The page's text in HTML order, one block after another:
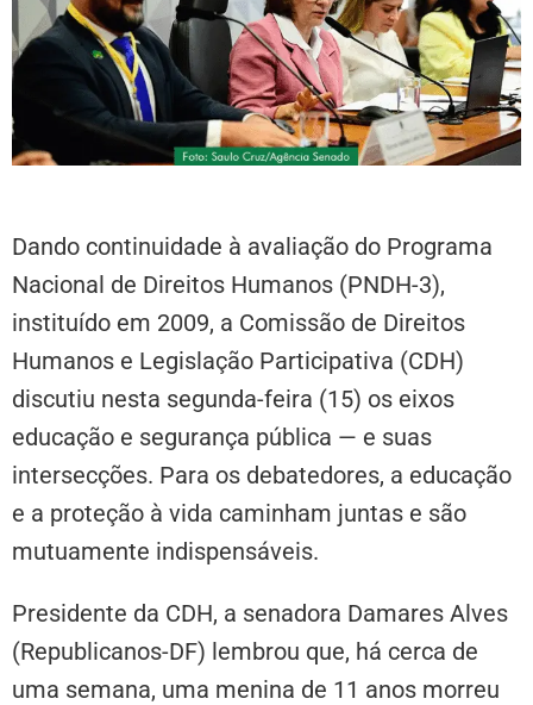
Dando continuidade à avaliação do Programa
Nacional de Direitos Humanos (PNDH-3),
instituído em 2009, a Comissão de Direitos
Humanos e Legislação Participativa (CDH)
discutiu nesta segunda-feira (15) os eixos
educação e segurança pública — e suas
intersecções. Para os debatedores, a educação
e a proteção à vida caminham juntas e são
mutuamente indispensáveis.
Presidente da CDH, a senadora Damares Alves
(Republicanos-DF) lembrou que, há cerca de
uma semana, uma menina de 11 anos morreu